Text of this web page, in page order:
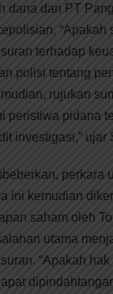
dana dari PT
“Apakah
terhadap
polisi tentang
rujukan
peristiwa pidana
investigasi,” ujar
perkara
ini kemudian
saham oleh
utama
“Apakah hak